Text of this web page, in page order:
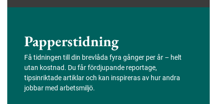
Papperstidning
Få tidningen till din brevlåda fyra gånger per år – helt
utan kostnad. Du får fördjupande reportage,
tipsinriktade artiklar och kan inspireras av hur andra
jobbar med arbetsmiljö.